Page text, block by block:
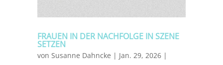
FRAUEN IN DER NACHFOLGE IN SZENE
SETZEN
von Susanne Dahncke | Jan. 29, 2026|